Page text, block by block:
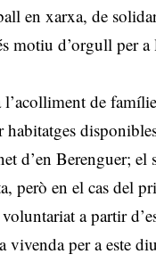
en xarxa, de
motiu d’orgull per
de
habitatges
d’en Berenguer;
però en el cas del
a partir
vivenda per a este